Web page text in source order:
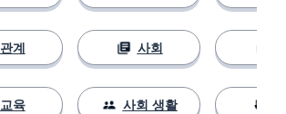
관계
교육
사회
사회 생활